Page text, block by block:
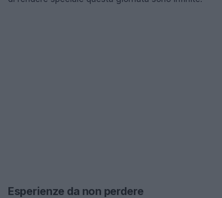
Esperienze da non perdere